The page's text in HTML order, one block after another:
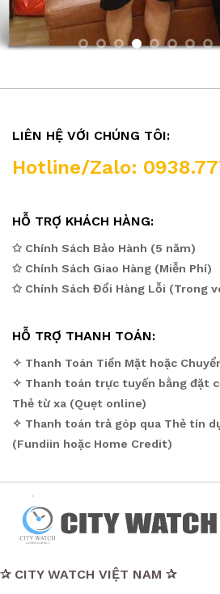
LIÊN HỆ VỚI CHÚNG TÔI:
Hotline/Zalo:
HỖ TRỢ KHÁCH HÀNG:
✩ Chính Sách Bảo Hành (5 năm)
✩ Chính Sách Giao Hàng (Miễn Phí)
✩ Chính Sách Đổi Hàng Lỗi (Trong
HỖ TRỢ THANH TOÁN:
✧ Thanh Toán Tiền Mặt hoặc
✧ Thanh toán trực tuyến bằng đặt
Thẻ từ xa (Quẹt online)
✧ Thanh toán trả góp qua Thẻ tín
(Fundiin hoặc Home Credit)
✰ CITY WATCH VIỆT NAM ✰